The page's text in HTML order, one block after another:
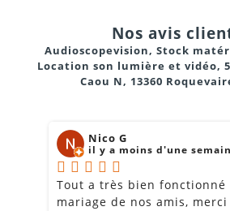
Nos avis
Audioscopevision, Stock
Location son lumière et vidéo,
Caou N, 13360
Nico G
il y a moins d'une
Tout a très bien fonctionné
mariage de nos amis, merci